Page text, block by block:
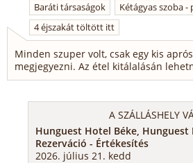
Baráti társaságok
Kétágyas szoba
4 éjszakát töltött itt
Minden szuper volt, csak egy kis
megjegyezni. Az étel kitálalásán
A SZÁLLÁSHELY
Hunguest Hotel Béke, Hunguest
Rezerváció - Értékesítés
2026. július 21. kedd